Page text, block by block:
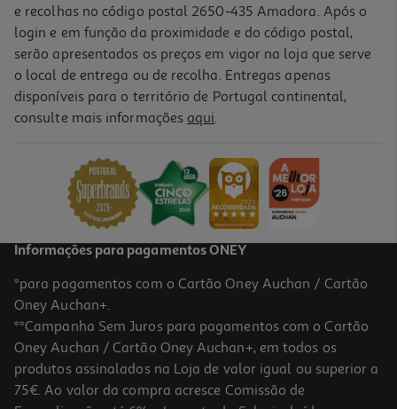
Vinho Tinto Monte Seco Bag In Box 5l
e recolhas no código postal 2650-435 Amadora. Após o
login e em função da proximidade e do código postal,
serão apresentados os preços em vigor na loja que serve
o local de entrega ou de recolha. Entregas apenas
disponíveis para o território de Portugal continental,
consulte mais informações aqui.
Informações para pagamentos ONEY
*para pagamentos com o Cartão Oney Auchan / Cartão
Oney Auchan+.
**Campanha Sem Juros para pagamentos com o Cartão
Oney Auchan / Cartão Oney Auchan+, em todos os
produtos assinalados na Loja de valor igual ou superior a
75€. Ao valor da compra acresce Comissão de